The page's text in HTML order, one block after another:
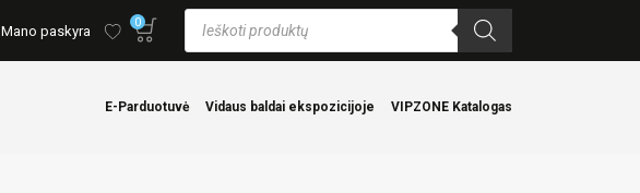
Mano paskyra 0
Products
search
E-Parduotuvė Vidaus baldai ekspozicijoje VIPZONE Katalogas